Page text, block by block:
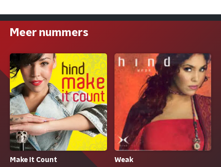
Meer nummers
Make It Count
Weak